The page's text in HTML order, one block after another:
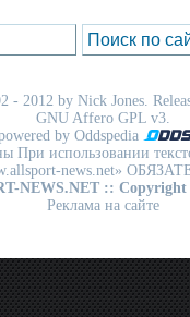
- 2012 by Nick Jones.
GNU Affero GPL v3.
by Oddspedia
При использовании
news.net»
NEWS.NET :: Copyright
Реклама на сайте